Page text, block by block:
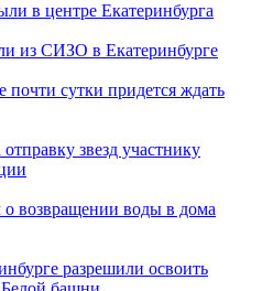
в центре Екатеринбурга
из СИЗО в Екатеринбурге
сутки придется ждать
звезд участнику
о возвращении воды в дома
разрешили освоить